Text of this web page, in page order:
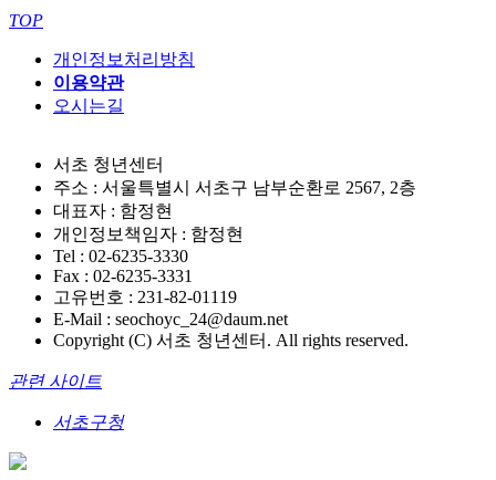
TOP
개인정보처리방침
이용약관
오시는길
서초 청년센터
주소 : 서울특별시 서초구 남부순환로 2567, 2층
대표자 : 함정현
개인정보책임자 : 함정현
Tel : 02-6235-3330
Fax : 02-6235-3331
고유번호 : 231-82-01119
E-Mail : seochoyc_24@daum.net
Copyright (C) 서초 청년센터. All rights reserved.
관련 사이트
서초구청